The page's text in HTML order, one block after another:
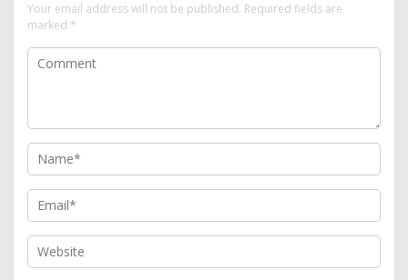
Your email address will not be published. Required fields are
marked *